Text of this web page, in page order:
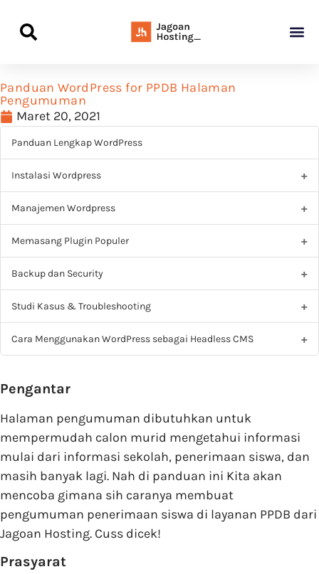
Panduan WordPress for PPDB Halaman
Pengumuman
Maret 20, 2021
Panduan Lengkap WordPress
Instalasi Wordpress
Manajemen Wordpress
Memasang Plugin Populer
Backup dan Security
Studi Kasus & Troubleshooting
Cara Menggunakan WordPress sebagai Headless CMS
Pengantar
Halaman pengumuman dibutuhkan untuk
mempermudah calon murid mengetahui informasi
mulai dari informasi sekolah, penerimaan siswa, dan
masih banyak lagi. Nah di panduan ini Kita akan
mencoba gimana sih caranya membuat
pengumuman penerimaan siswa di layanan PPDB dari
Jagoan Hosting. Cuss dicek!
Prasyarat